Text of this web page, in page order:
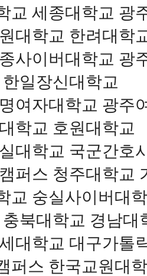
교 세종대학교 광
대학교 한려대학
사이버대학교 광
일장신대학교
여자대학교 광주
학교 호원대학교
대학교 국군간호
퍼스 청주대학교
교 숭실사이버대
북대학교 경남대
대학교 대구가톨
퍼스 한국교원대